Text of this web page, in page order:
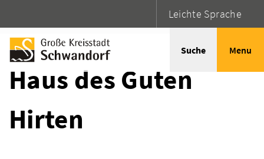
Leichte Sprache
Suche Menu
Haus des Guten
Hirten